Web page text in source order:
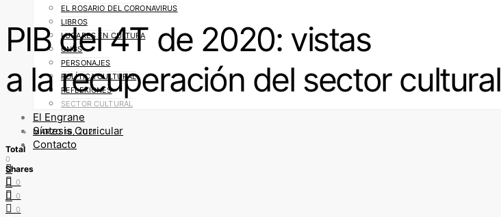
EL ROSARIO DEL CORONAVIRUS
LIBROS
LUGARES EN CULTURA
ONGS
PERSONAJES
POLÍTICA CULTURAL
REFLEXIONES
SECTOR CULTURAL
El Engrane
Síntesis Curricular
Contacto
PIB del 4T de 2020: vistas
a la recuperación del sector cultural
MARZO 16, 2021
Total
0
Shares
0
0
0